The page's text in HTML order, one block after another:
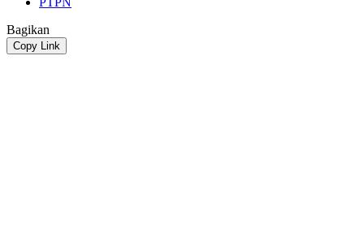
Bagikan
Copy Link